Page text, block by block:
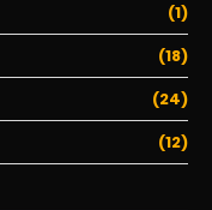
(1)
(18)
(24)
(12)